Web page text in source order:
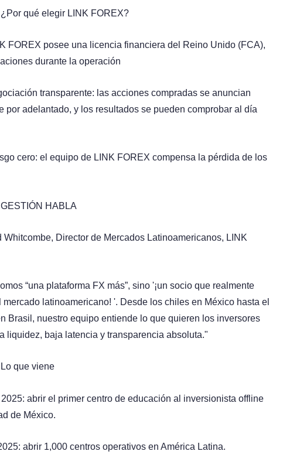
qué elegir LINK FOREX?
FOREX posee una licencia financiera del Reino Unido (FCA),
durante la operación
transparente: las acciones compradas se anuncian
por adelantado, y los resultados se pueden comprobar al día
cero: el equipo de LINK FOREX compensa la pérdida de los
HABLA
Whitcombe, Director de Mercados Latinoamericanos, LINK
“una plataforma FX más”, sino '¡un socio que realmente
mercado latinoamericano! '. Desde los chiles en México hasta el
Brasil, nuestro equipo entiende lo que quieren los inversores
liquidez, baja latencia y transparencia absoluta."
que viene
abrir el primer centro de educación al inversionista offline
de México.
abrir 1,000 centros operativos en América Latina.